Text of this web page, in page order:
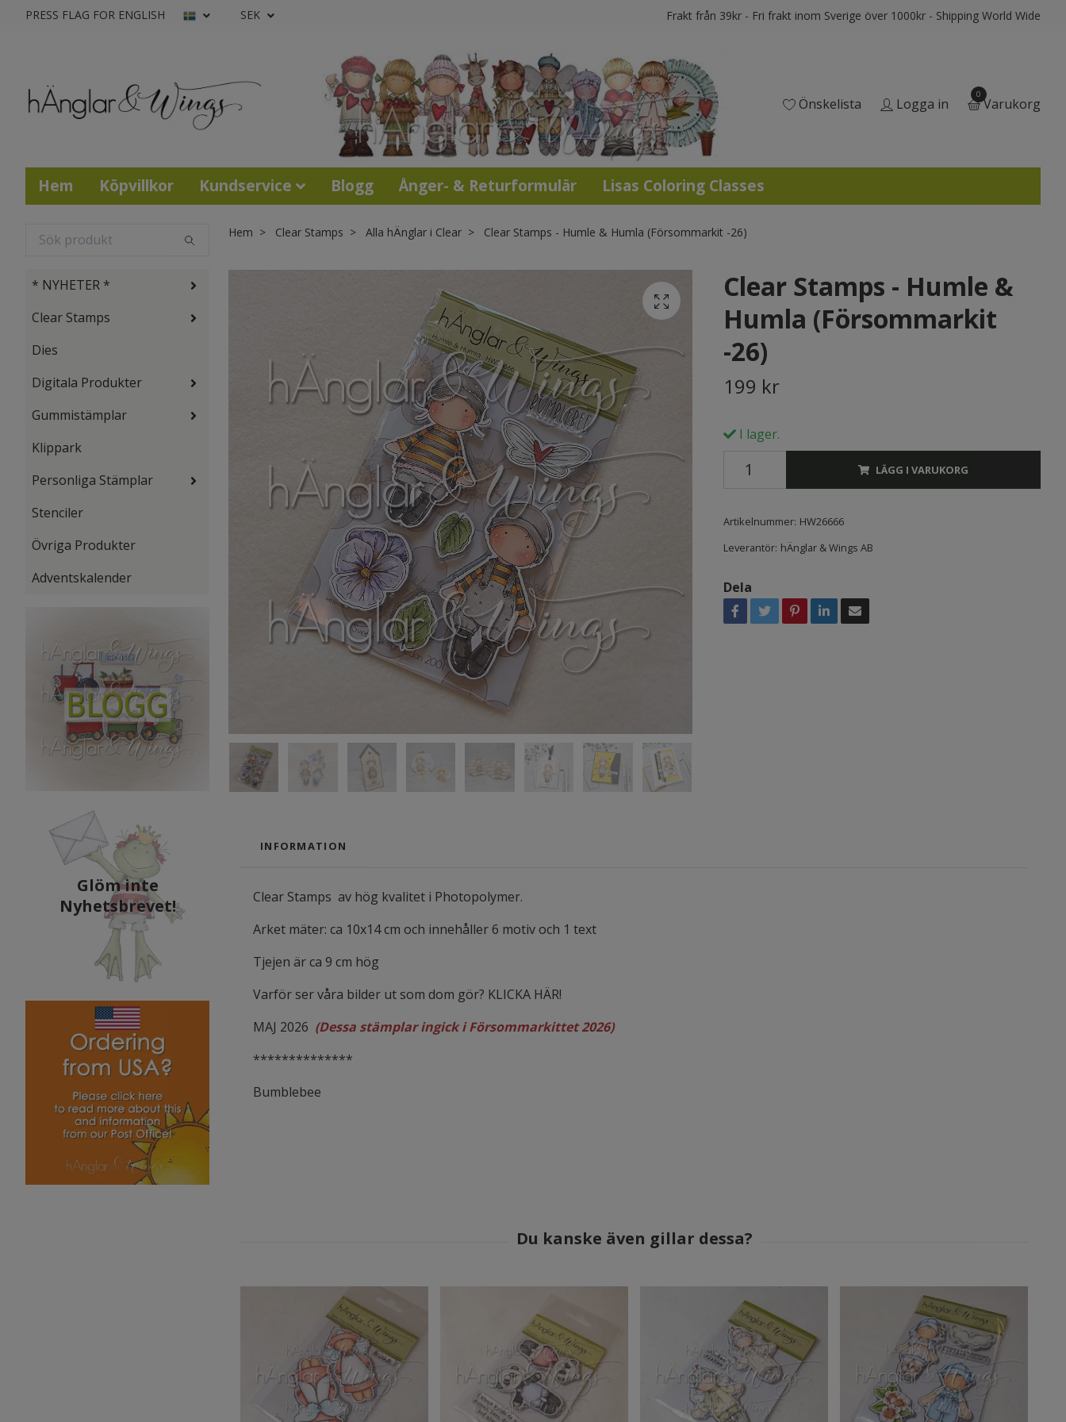
PRESS FLAG FOR ENGLISH SEK Frakt från 39kr - Fri frakt inom Sverige över 1000kr - Shipping World Wide
Önskelista Logga in
0
Varukorg
Hem Köpvillkor Kundservice Blogg Ånger- & Returformulär Lisas Coloring Classes
* NYHETER *
Clear Stamps
Dies
Digitala Produkter
Gummistämplar
Klippark
Personliga Stämplar
Stenciler
Övriga Produkter
Adventskalender
Glöm inte
Nyhetsbrevet!
Hem Clear Stamps Alla hÄnglar i Clear Clear Stamps - Humle & Humla (Försommarkit -26)
Clear Stamps - Humle &
Humla (Försommarkit
-26)
199 kr
I lager.
LÄGG I VARUKORG
Artikelnummer: HW26666
Leverantör: hÄnglar & Wings AB
Dela
INFORMATION
Clear Stamps av hög kvalitet i Photopolymer.
Arket mäter: ca 10x14 cm och innehåller 6 motiv och 1 text
Tjejen är ca 9 cm hög
Varför ser våra bilder ut som dom gör? KLICKA HÄR!
MAJ 2026 (Dessa stämplar ingick i Försommarkittet 2026)
**************
Bumblebee